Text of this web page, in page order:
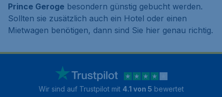
Prince Geroge besondern günstig gebucht werden.
Sollten sie zusätzlich auch ein Hotel oder einen
Mietwagen benötigen, dann sind Sie hier genau richtig.
Wir sind auf Trustpilot mit 4.1 von 5 bewertet